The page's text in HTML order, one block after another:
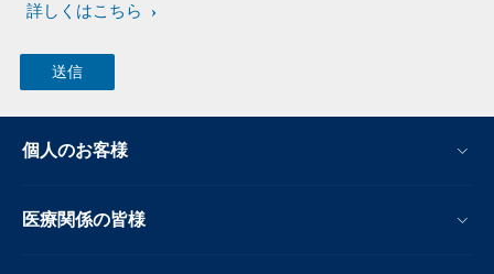
詳しくはこちら
個人のお客様
医療関係の皆様